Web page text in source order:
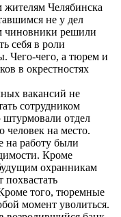
Челябинска
не у дел
чиновники решили
себя в роли
Чего-чего, а тюрем и
в окрестностях
вакансий не
сотрудником
штурмовали отдел
человек на место.
работу были
Кроме
охранникам
того, тюремные
момент уволиться.